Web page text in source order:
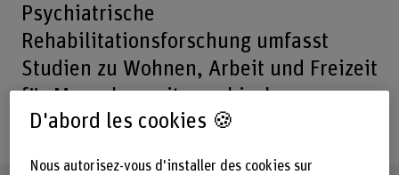
Psychiatrische
Rehabilitationsforschung umfasst
Studien zu Wohnen, Arbeit und Freizeit
für Menschen mit psychischen
Erkrankungen.
D'abord les cookies 🍪
Nous autorisez-vous d'installer des cookies sur